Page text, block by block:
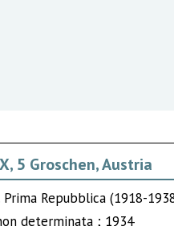
5 Groschen, Austria
Prima Repubblica (1918-
determinata ; 1934